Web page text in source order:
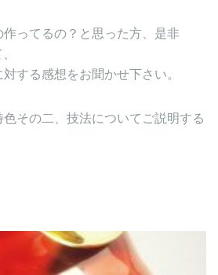
ってるの？と思った方、是非
する感想をお聞かせ下さい。
その二、技法についてご説明する